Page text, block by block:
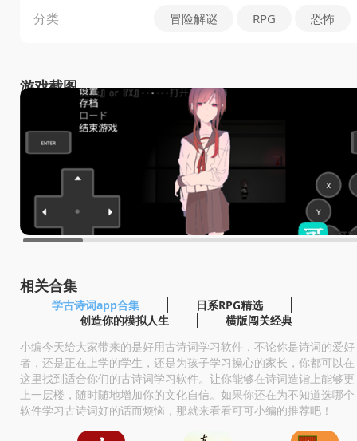
分类 冒险解谜 RPG 恐怖
游戏截图
相关合集
学古诗词app合集
日系RPG精选
创造你的模拟人生
横版闯关经典
小编今天给大家带来的是好用古诗词学习软件，不论你是诗词的爱好
者，还是正在上学的学生，还是为孩子学习操心的家长，你都可以在
这里找到适合你们的古诗词学习软件。让你能够在诗词造诣上能够更
上一层楼，随时随地增加你的文化自信。如果你还在为不知道选哪个
软件学习古诗词好的话而烦恼，那就来看看可可小编的推荐吧！